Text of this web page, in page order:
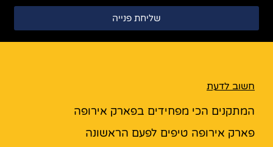
שליחת פנייה
חשוב לדעת
המתקנים הכי מפחידים בפארק אירופה
פארק אירופה טיפים לפעם הראשונה